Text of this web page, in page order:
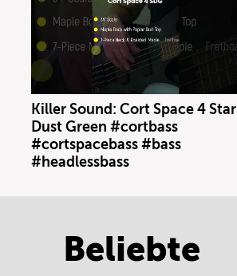
Killer Sound: Cort Space 4 Star
Dust Green #cortbass
#cortspacebass #bass
#headlessbass
Beliebte